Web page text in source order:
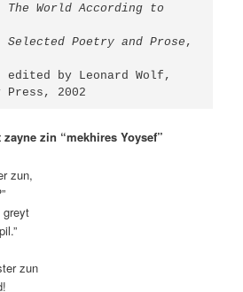
The World According to
		Selected Poetry and Prose
,
2002
zin “mekhires Yoysef”
zun,
greyt
zun